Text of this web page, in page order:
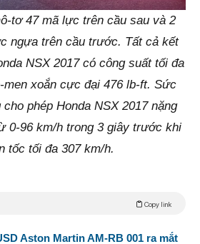
tơ 47 mã lực trên cầu sau và 2
ngựa trên cầu trước. Tất cả kết
NSX 2017 có công suất tối đa
xoắn cực đại 476 lb-ft. Sức
phép Honda NSX 2017 nặng
0-96 km/h trong 3 giây trước khi
tốc tối đa 307 km/h.
Copy link
Aston Martin AM-RB 001 ra mắt